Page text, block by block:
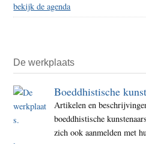
bekijk de agenda
De werkplaats
Boeddhistische
Artikelen en
boeddhistische
zich ook aanmelden met